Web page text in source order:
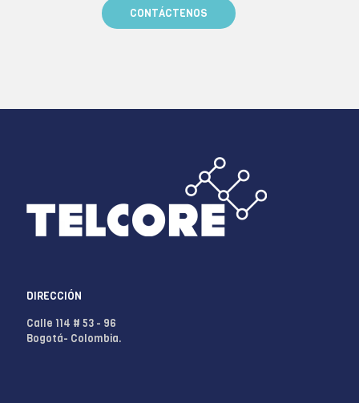
CONTÁCTENOS
DIRECCIÓN
Calle 114 # 53 - 96
Bogotá- Colombia.